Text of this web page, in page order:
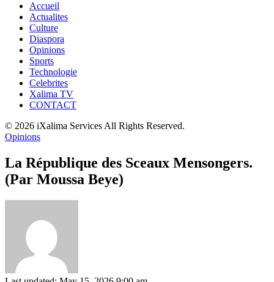
Accueil
Actualites
Culture
Diaspora
Opinions
Sports
Technologie
Celebrites
Xalima TV
CONTACT
© 2026 iXalima Services All Rights Reserved.
Opinions
La République des Sceaux Mensongers.
(Par Moussa Beye)